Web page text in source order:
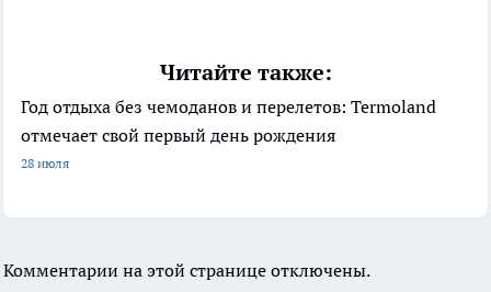
Читайте также:
Год отдыха без чемоданов и перелетов: Termoland
отмечает свой первый день рождения
28 июля
Комментарии на этой странице отключены.